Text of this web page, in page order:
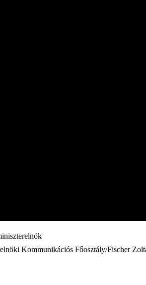
Kommunikációs Főosztály/Fischer